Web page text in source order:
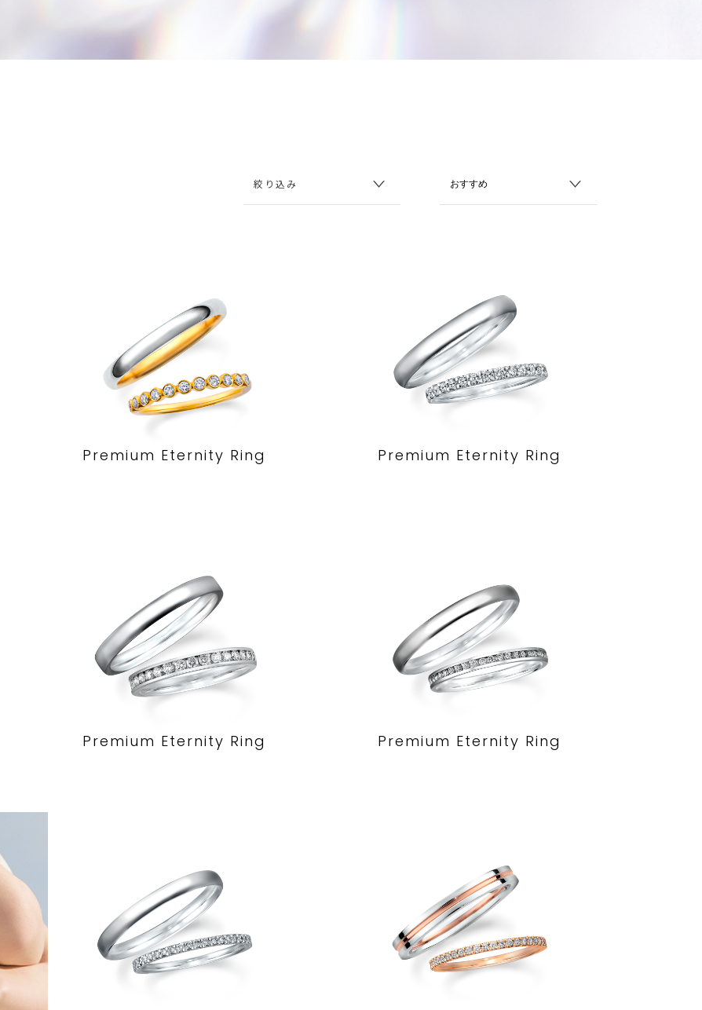
絞り込み
Premium Eternity Ring Premium Eternity Ring
Premium Eternity Ring Premium Eternity Ring